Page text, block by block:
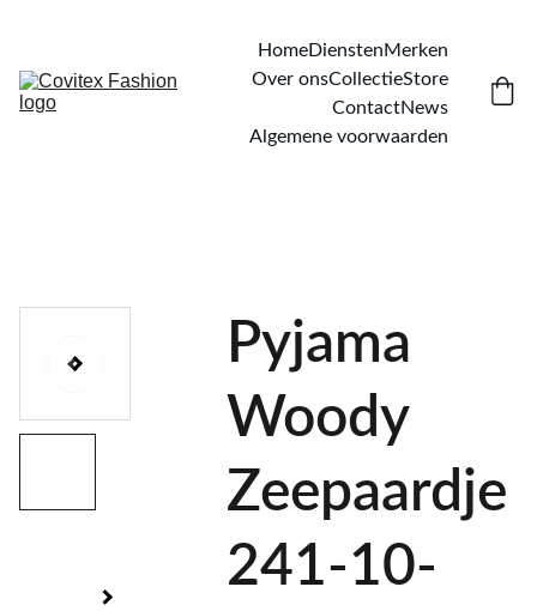
HomeDienstenMerken
Over onsCollectieStore
ContactNews
Algemene voorwaarden
Pyjama
Woody
Zeepaardje
241-10-